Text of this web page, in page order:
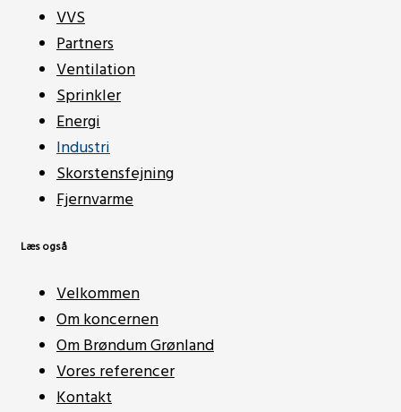
VVS
Partners
Ventilation
Sprinkler
Energi
Industri
Skorstensfejning
Fjernvarme
Læs også
Velkommen
Om koncernen
Om Brøndum Grønland
Vores referencer
Kontakt